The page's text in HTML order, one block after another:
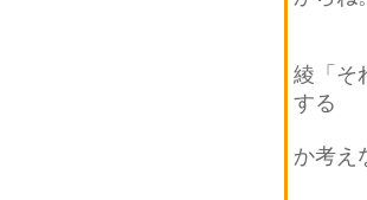
綾「そ
する
か考え